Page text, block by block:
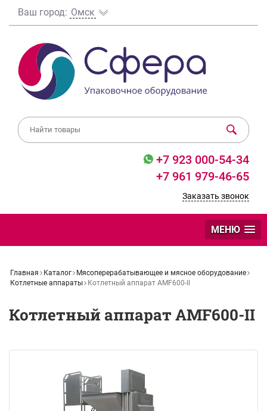
Ваш город: Омск
+7 923 000-54-34
+7 961 979-46-65
Заказать звонок
МЕНЮ
Главная Каталог
Мясоперерабатывающее и мясное оборудование
Котлетные аппараты
Котлетный аппарат AMF600-II
Котлетный аппарат AMF600-II